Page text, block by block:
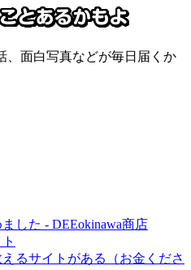
、面白写真などが毎日届くか